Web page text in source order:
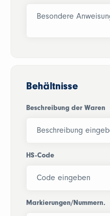
Behältnisse
Beschreibung der Waren
HS-Code
Markierungen/Nummern.